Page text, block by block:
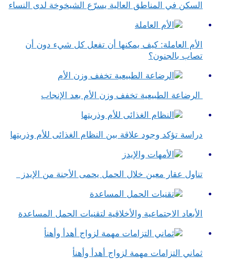
السكن في المناطق العالية يسرّع الشيخوخة لدى النساء
الأم العاملة: كيف يمكنها أن تفعل كل شيء دون أن
تصاب بالجنون؟
الرضاعة الطبيعية تخفف وزن الأم بعد الإنجاب
دراسة تؤكد وجود علاقة بين النظام الغذائى للأم وذريتها
تناول عقار معين خلال الحمل يحمى الأجنة من الإيدز
الأبعاد الاجتماعية والأخلاقية لتقنيات الحمل المساعدة
ثماني التزامات مهمة لزواج أهدأ وأهنأ